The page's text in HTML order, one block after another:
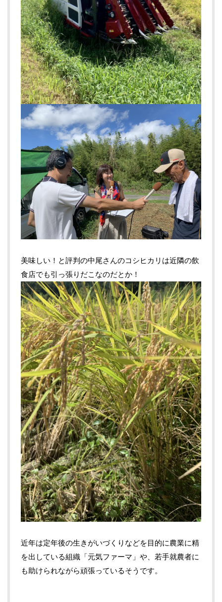
美味しい！と評判の中尾さんのコシヒカリは近隣の飲
食店でも引っ張りだこなのだとか！
近年は定年後の生きがいづくりなどを目的に農業に精
を出している組織「元気ファーマ」や、若手就農者に
も助けられながら頑張っているそうです。